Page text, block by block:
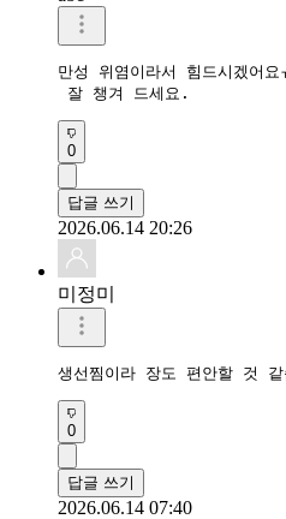
만성 위염이라서 힘드시겠어요
잘 챙겨 드세요.
0
답글 쓰기
2026.06.14 20:26
미정미
생선찜이라 장도 편안할 것
0
답글 쓰기
2026.06.14 07:40